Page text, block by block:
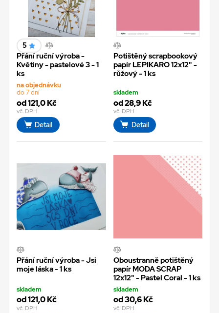
5
Přání ruční výroba -
Květiny - pastelové 3 - 1
ks
na objednávku
do 7 dní
od 121,0 Kč
vč. DPH
Detail
Potištěný scrapbookový
papír LEPIKARO 12x12" -
růžový - 1 ks
skladem
od 28,9 Kč
vč. DPH
Detail
Přání ruční výroba - Jsi
moje láska - 1 ks
skladem
od 121,0 Kč
vč. DPH
Oboustranně potištěný
papír MODA SCRAP
12x12" - Pastel Coral - 1 ks
skladem
od 30,6 Kč
vč. DPH